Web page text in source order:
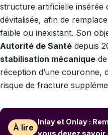
structure artificielle insérée
dévitalisée, afin de
faible ou inexistant. Son
Autorité de Santé depuis
stabilisation mécanique
réception d’une couronne,
risque de fracture
À lire
Inlay et Onlay :
vous devez savoir